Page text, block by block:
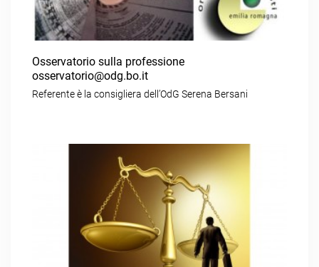
Osservatorio sulla professione
osservatorio@odg.bo.it
Referente è la consigliera dell’OdG Serena Bersani